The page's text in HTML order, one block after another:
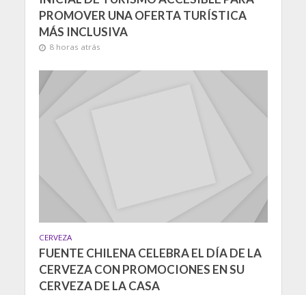
PROMOVER UNA OFERTA TURÍSTICA
MÁS INCLUSIVA
8 horas atrás
CERVEZA
FUENTE CHILENA CELEBRA EL DÍA DE LA
CERVEZA CON PROMOCIONES EN SU
CERVEZA DE LA CASA